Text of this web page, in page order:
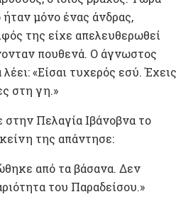
μόνο ένας άνδρας,
της είχε απελευθερωθεί
πουθενά. Ο άγνωστος
«Είσαι τυχερός εσύ. Έχεις
στη γη.»
Πελαγία Ιβάνοβνα το
της απάντησε:
από τα βάσανα. Δεν
του Παραδείσου.»